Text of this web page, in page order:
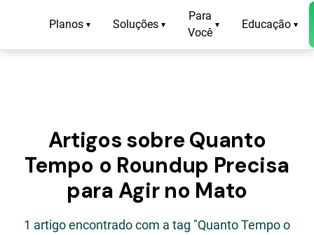
Planos ▾ Soluções ▾
Para
Você
▾ Educação ▾
Artigos sobre Quanto
Tempo o Roundup Precisa
para Agir no Mato
1 artigo encontrado com a tag "Quanto Tempo o